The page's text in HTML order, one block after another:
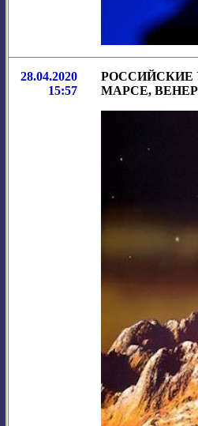
28.04.2020
15:57
РОССИЙСКИЕ
МАРСЕ,